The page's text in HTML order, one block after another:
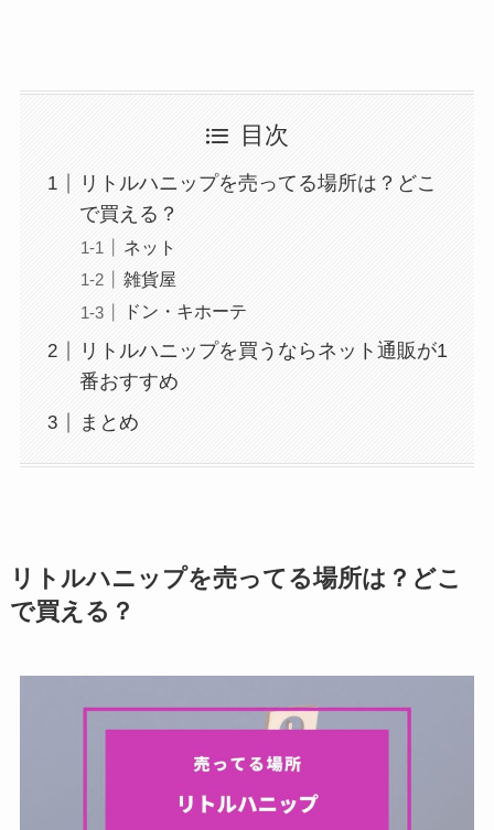
目次
リトルハニップを売ってる場所は？どこ
で買える？
ネット
雑貨屋
ドン・キホーテ
リトルハニップを買うならネット通販が1
番おすすめ
まとめ
リトルハニップを売ってる場所は？どこ
で買える？